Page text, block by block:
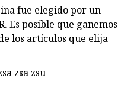
fue elegido por un
Es posible que ganemos
los artículos que elija
zsa zsu